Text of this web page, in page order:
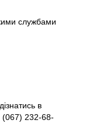
службами
в
232-68-